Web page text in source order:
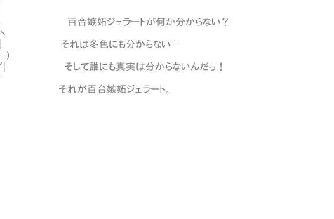
百合嫉妬ジェラートが何か分からない？
＼| それは冬色にも分からない…
)
して誰にも真実は分からないんだっ！
それが百合嫉妬ジェラート。